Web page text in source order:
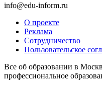
info@edu-inform.ru
О проекте
Реклама
Сотрудничество
Пользовательское
Все об образовании в
профессиональное